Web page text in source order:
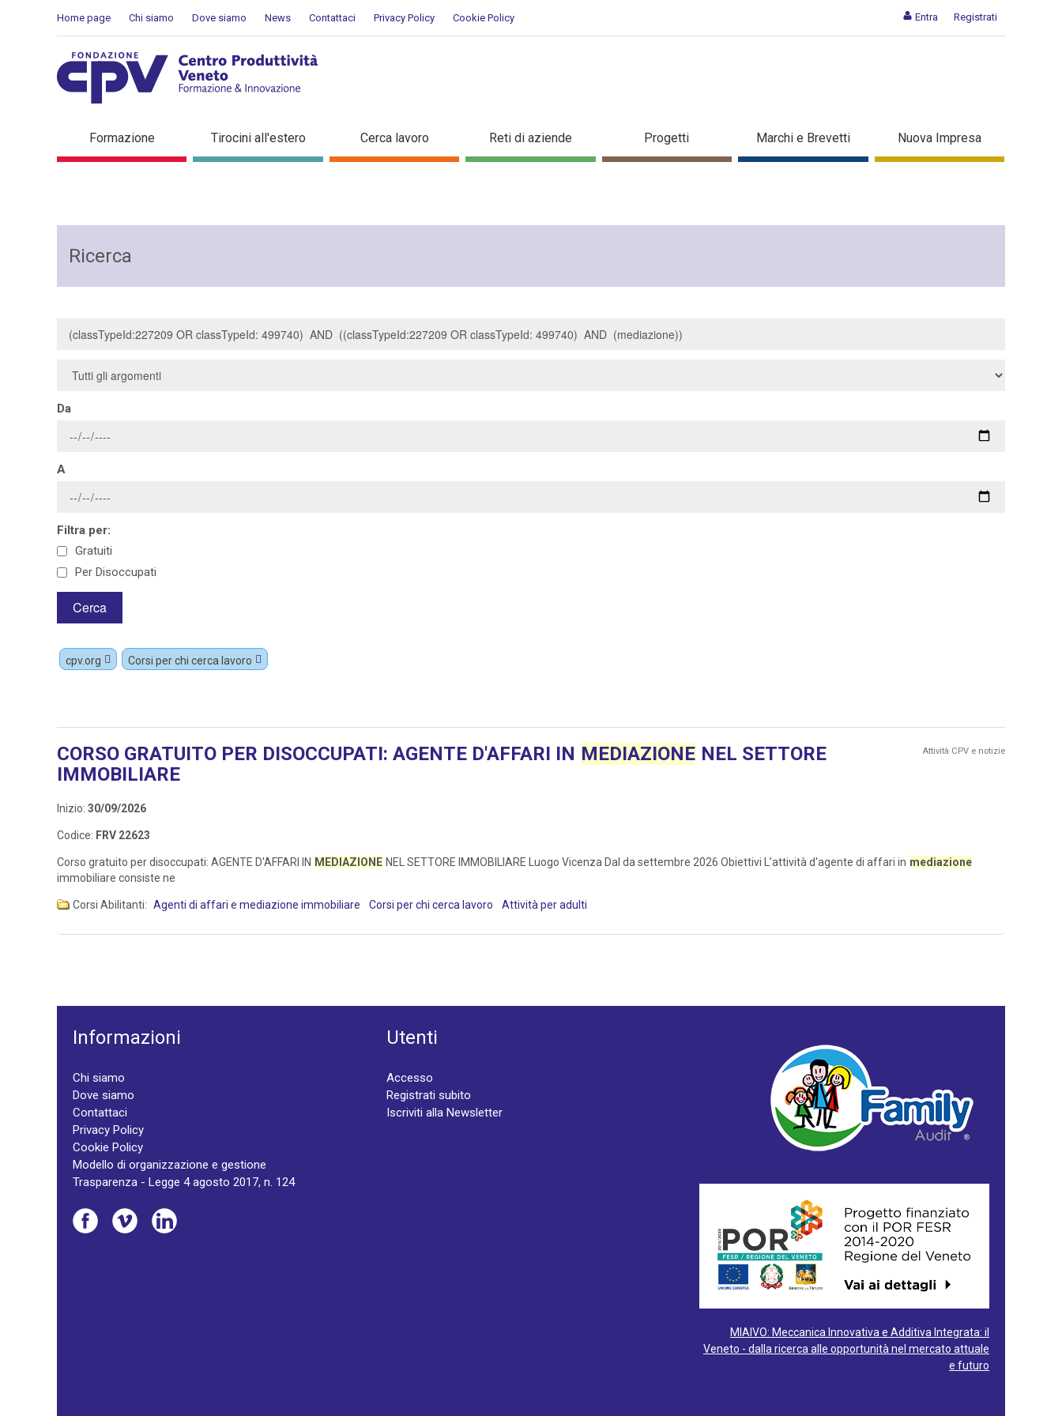
Entra Registrati
Home page Chi siamo Dove siamo News Contattaci Privacy Policy Cookie Policy
Risultati della Ricerca - Ricerca
Formazione Tirocini all'estero Cerca lavoro Reti di aziende Progetti Marchi e Brevetti Nuova Impresa
Ricerca
Da
A
Filtra per:
Gratuiti
Per Disoccupati
cpv.org Corsi per chi cerca lavoro
Attività CPV e notizie
CORSO GRATUITO PER DISOCCUPATI: AGENTE D'AFFARI IN MEDIAZIONE NEL SETTORE
IMMOBILIARE
Inizio: 30/09/2026
Codice: FRV 22623
Corso gratuito per disoccupati: AGENTE D'AFFARI IN MEDIAZIONE NEL SETTORE IMMOBILIARE Luogo Vicenza Dal da settembre 2026 Obiettivi L’attività d'agente di affari in mediazione
immobiliare consiste ne
Corsi Abilitanti: Agenti di affari e mediazione immobiliare Corsi per chi cerca lavoro Attività per adulti
Informazioni
Chi siamo
Dove siamo
Contattaci
Privacy Policy
Cookie Policy
Modello di organizzazione e gestione
Trasparenza - Legge 4 agosto 2017, n. 124
Utenti
Accesso
Registrati subito
Iscriviti alla Newsletter
MIAIVO: Meccanica Innovativa e Additiva Integrata: il
Veneto - dalla ricerca alle opportunità nel mercato attuale
e futuro